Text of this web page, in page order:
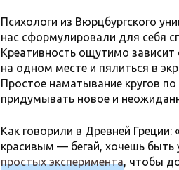
Психологи из Вюрцбургского
нас сформулировали для себя
Креативность ощутимо
на одном месте и пялиться в
Простое наматывание кругов
придумывать новое и
Как говорили в Древней
красивым — бегай, хочешь
простых эксперимента, чтобы